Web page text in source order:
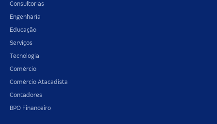
Consultorias
Engenharia
Educação
Serviços
Tecnologia
Comércio
Comércio Atacadista
Contadores
BPO Financeiro